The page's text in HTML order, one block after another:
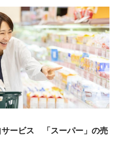
サービス 「スーパー」の売